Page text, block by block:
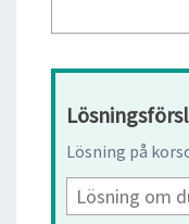
Lösning på